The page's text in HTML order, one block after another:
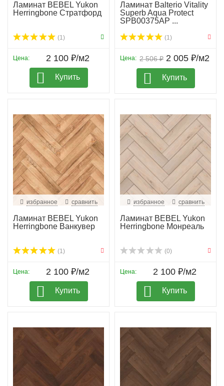
Ламинат BEBEL Yukon
Herringbone Стратфорд
(1)
Цена: 2 100 ₽/м2
Купить
Ламинат Balterio Vitality
Superb Aqua Protect
SPB00375AP ...
(1)
2 506 ₽
Цена: 2 005 ₽/м2
Купить
избранное сравнить
Ламинат BEBEL Yukon
Herringbone Ванкувер
(1)
Цена: 2 100 ₽/м2
Купить
избранное сравнить
Ламинат BEBEL Yukon
Herringbone Монреаль
(0)
Цена: 2 100 ₽/м2
Купить